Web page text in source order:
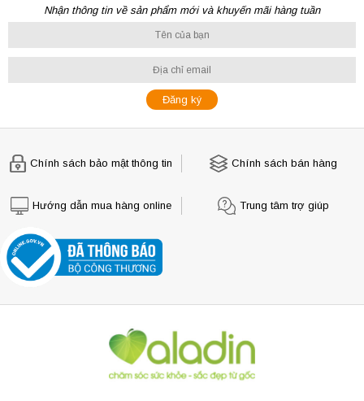
Nhận thông tin về sản phẩm mới và khuyến mãi hàng tuần
Chính sách bảo mật thông tin Chính sách bán hàng
Hướng dẫn mua hàng online Trung tâm trợ giúp